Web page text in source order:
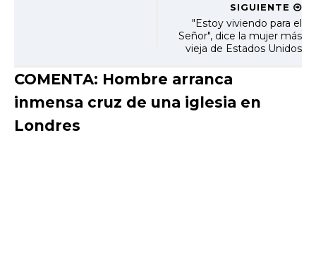
SIGUIENTE
"Estoy viviendo para el
Señor", dice la mujer más
vieja de Estados Unidos
COMENTA: Hombre arranca
inmensa cruz de una iglesia en
Londres